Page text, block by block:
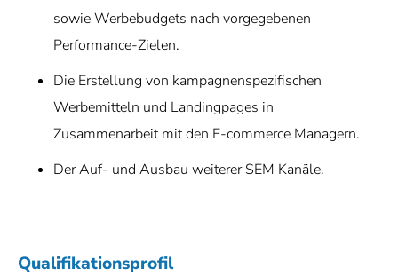
sowie Werbebudgets nach vorgegebenen
Performance-Zielen.
Die Erstellung von kampagnenspezifischen
Werbemitteln und Landingpages in
Zusammenarbeit mit den E-commerce Managern.
Der Auf- und Ausbau weiterer SEM Kanäle.
Qualifikationsprofil